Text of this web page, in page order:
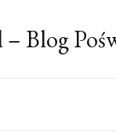
– Blog